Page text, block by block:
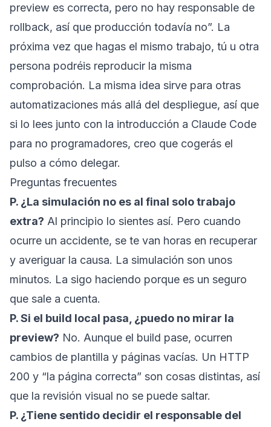
preview es correcta, pero no hay responsable de
rollback, así que producción todavía no”. La
próxima vez que hagas el mismo trabajo, tú u otra
persona podréis reproducir la misma
comprobación. La misma idea sirve para otras
automatizaciones más allá del despliegue, así que
si lo lees junto con la introducción a Claude Code
para no programadores, creo que cogerás el
pulso a cómo delegar.
Preguntas frecuentes
P. ¿La simulación no es al final solo trabajo
extra? Al principio lo sientes así. Pero cuando
ocurre un accidente, se te van horas en recuperar
y averiguar la causa. La simulación son unos
minutos. La sigo haciendo porque es un seguro
que sale a cuenta.
P. Si el build local pasa, ¿puedo no mirar la
preview? No. Aunque el build pase, ocurren
cambios de plantilla y páginas vacías. Un HTTP
200 y “la página correcta” son cosas distintas, así
que la revisión visual no se puede saltar.
P. ¿Tiene sentido decidir el responsable del